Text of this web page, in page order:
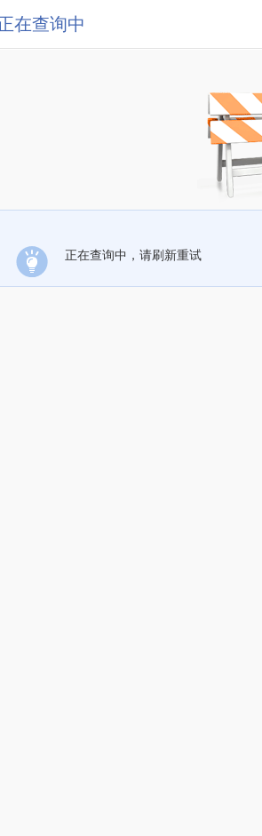
在查询中
正在查询中，请刷新重试